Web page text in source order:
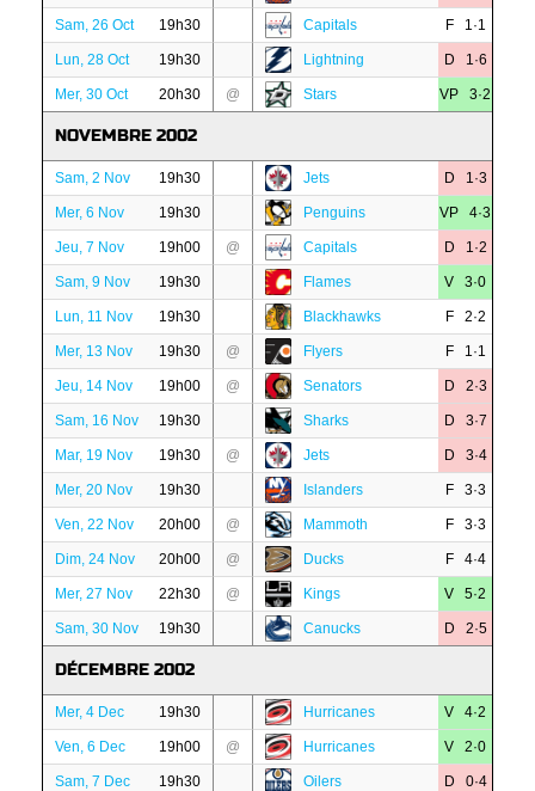
Sam, 26 Oct 19h30 Capitals F 1·1
Lun, 28 Oct 19h30 Lightning D 1·6
Mer, 30 Oct 20h30 @ Stars VP 3·2
NOVEMBRE 2002
Sam, 2 Nov 19h30 Jets D 1·3
Mer, 6 Nov 19h30 Penguins VP 4·3
Jeu, 7 Nov 19h00 @ Capitals D 1·2
Sam, 9 Nov 19h30 Flames V 3·0
Lun, 11 Nov 19h30 Blackhawks F 2·2
Mer, 13 Nov 19h30 @ Flyers F 1·1
Jeu, 14 Nov 19h00 @ Senators D 2·3
Sam, 16 Nov 19h30 Sharks D 3·7
Mar, 19 Nov 19h30 @ Jets D 3·4
Mer, 20 Nov 19h30 Islanders F 3·3
Ven, 22 Nov 20h00 @ Mammoth F 3·3
Dim, 24 Nov 20h00 @ Ducks F 4·4
Mer, 27 Nov 22h30 @ Kings V 5·2
Sam, 30 Nov 19h30 Canucks D 2·5
DÉCEMBRE 2002
Mer, 4 Dec 19h30 Hurricanes V 4·2
Ven, 6 Dec 19h00 @ Hurricanes V 2·0
Sam, 7 Dec 19h30 Oilers D 0·4